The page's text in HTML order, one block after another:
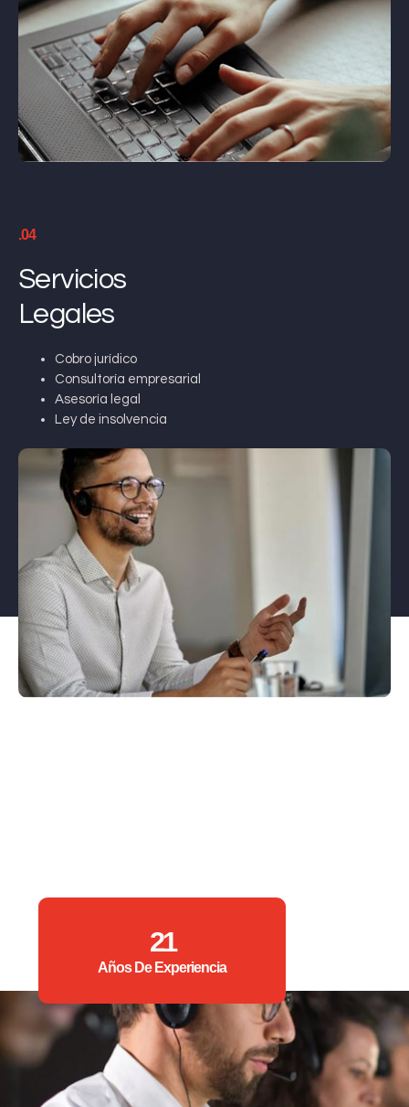
.04
Servicios
Legales
Cobro jurídico
Consultoría empresarial
Asesoría legal
Ley de insolvencia
21
Años De Experiencia